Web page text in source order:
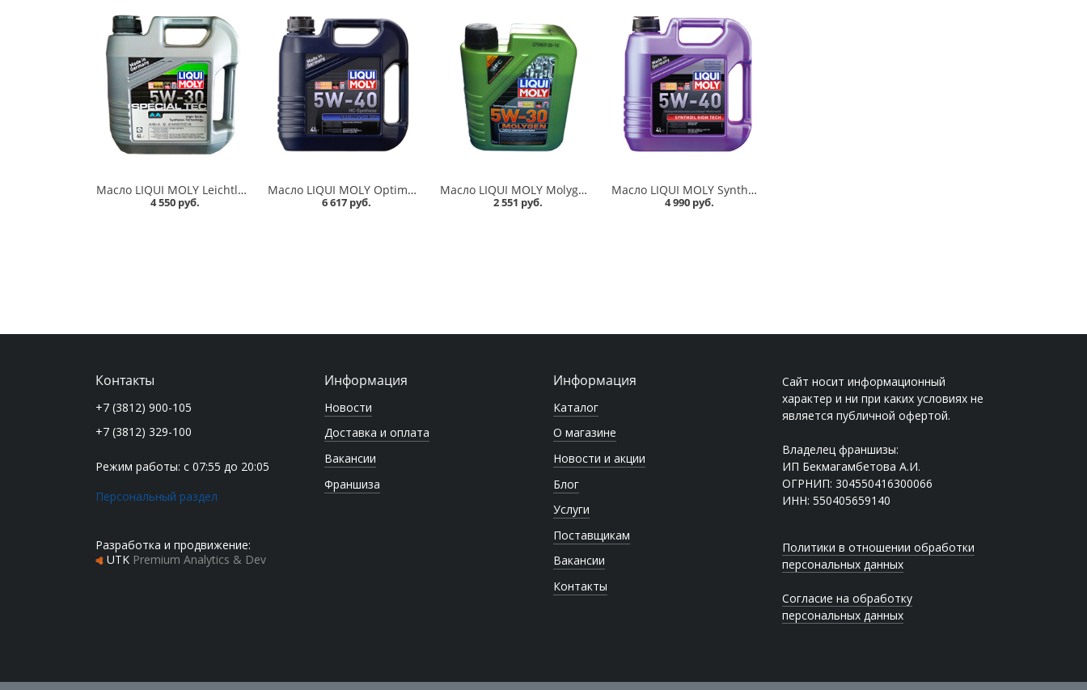
Масло LIQUI MOLY Leichtlauf Special AA 5W30 4л HC-синтетика в Омске
4 550 руб.
Масло LIQUI MOLY Optimal 5W40 4л синтетика в Омске
6 617 руб.
Масло LIQUI MOLY Molygen NG 5W30 1л HC-синтетика в Омске
2 551 руб.
Масло LIQUI MOLY Synthoil High Tech 5W40 4л синтетика в Омске
4 990 руб.
Информация
Новости
Доставка и оплата
Вакансии
Франшиза
Информация
Каталог
О магазине
Новости и акции
Блог
Услуги
Поставщикам
Вакансии
Контакты
Сайт носит информационный
характер и ни при каких условиях не
является публичной офертой.
Владелец франшизы:
ИП Бекмагамбетова А.И.
ОГРНИП: 304550416300066
ИНН: 550405659140
Политики в отношении обработки
персональных данных
Согласие на обработку
персональных данных
Контакты
+7 (3812) 900-105
+7 (3812) 329-100
Режим работы: с 07:55 до 20:05
Персональный раздел
Разработка и продвижение:
UTK Premium Analytics & Dev